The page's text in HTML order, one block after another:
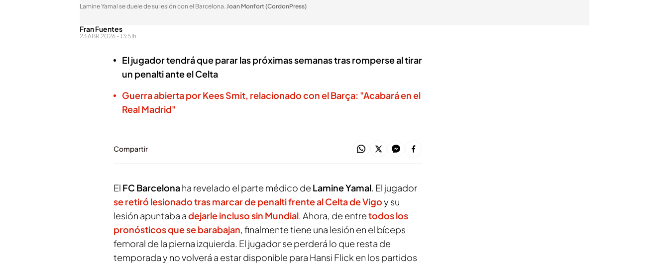
Lamine Yamal se duele de su lesión con el Barcelona.Joan Monfort (CordonPress)
Fran Fuentes
23 ABR 2026 - 13:51h.
El jugador tendrá que parar las próximas semanas tras romperse al tirar
un penalti ante el Celta
Guerra abierta por Kees Smit, relacionado con el Barça: "Acabará en el
Real Madrid"
Compartir
El FC Barcelonaha revelado el parte médico de Lamine Yamal. El jugador
se retiró lesionado tras marcar de penalti frente al Celta de Vigoy su
lesión apuntaba adejarle incluso sin Mundial. Ahora, de entretodos los
pronósticos que se barabajan, finalmente tiene una lesión en el bíceps
femoral de la pierna izquierda. El jugador se perderá lo que resta de
temporada y no volverá a estar disponible para Hansi Flick en los partidos